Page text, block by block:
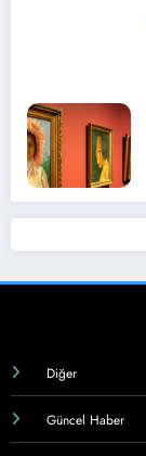
Diğer
Güncel Haber